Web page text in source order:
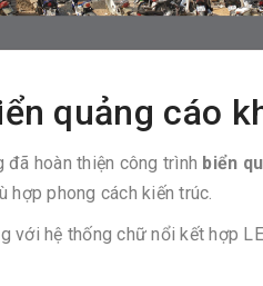
quảng cáo
đã hoàn thiện công trình biển
hợp phong cách kiến trúc.
với hệ thống chữ nổi kết hợp